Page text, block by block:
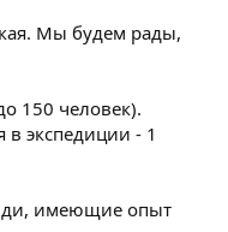
Мы будем рады,
150 человек).
экспедиции - 1
имеющие опыт